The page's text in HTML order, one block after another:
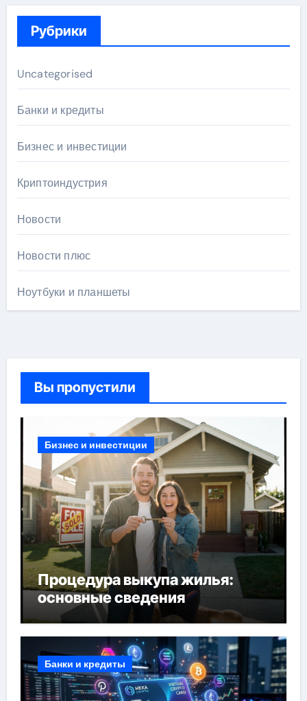
Рубрики
Uncategorised
Банки и кредиты
Бизнес и инвестиции
Криптоиндустрия
Новости
Новости плюс
Ноутбуки и планшеты
Вы пропустили
Бизнес и инвестиции
Процедура выкупа жилья:
основные сведения
Банки и кредиты